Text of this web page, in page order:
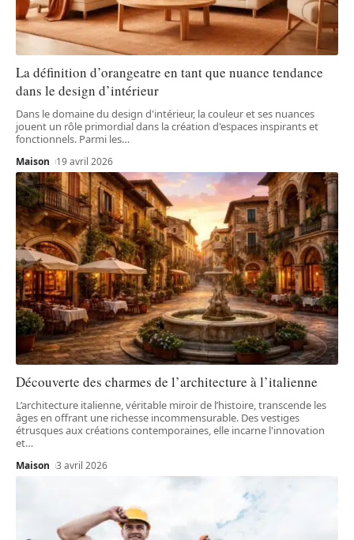
La définition d’orangeatre en tant que nuance tendance
dans le design d’intérieur
Dans le domaine du design d'intérieur, la couleur et ses nuances
jouent un rôle primordial dans la création d'espaces inspirants et
fonctionnels. Parmi les…
Maison 19 avril 2026
Découverte des charmes de l’architecture à l’italienne
L’architecture italienne, véritable miroir de l’histoire, transcende les
âges en offrant une richesse incommensurable. Des vestiges
étrusques aux créations contemporaines, elle incarne l'innovation
et…
Maison 3 avril 2026